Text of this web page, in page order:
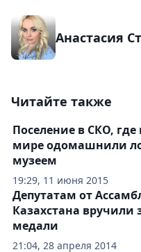
Анастасия
Читайте также
19:29, 11 июня 2015
Поселение в СКО, где
мире одомашнили
музеем
21:04, 28 апреля 2014
Депутатам от
Казахстана вручили
медали